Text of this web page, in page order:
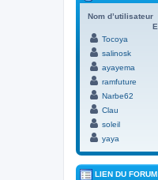
Nom d’utilisateur
Tocoya
salinosk
ayayema
ramfuture
Narbe62
Clau
soleil
yaya
LIEN DU FORUM